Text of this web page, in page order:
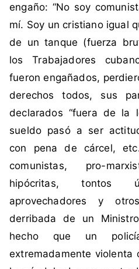
a
c
o
C
h
i
l
M
a
r
x
m
a
r
i
engaño: “No soy
mí. Soy un cristiano igual
de un tanque (fuerza
los Trabajadores
fueron engañados,
derechos todos, sus
declarados “fuera de la
sueldo pasó a ser
con pena de cárcel,
comunistas, pro-
hipócritas, tontos
aprovechadores y
derribada de un
hecho que un
extremadamente violenta